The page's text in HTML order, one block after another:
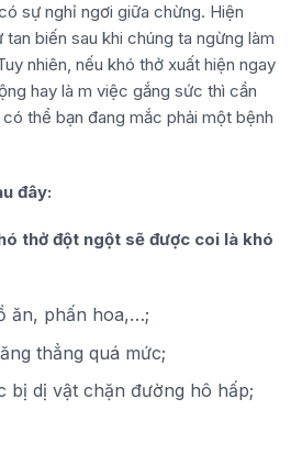
sự nghỉ ngơi giữa chừng. Hiện
biến sau khi chúng ta ngừng làm
nhiên, nếu khó thở xuất hiện ngay
hay là m việc gắng sức thì cần
thể bạn đang mắc phải một bệnh
đây:
thở đột ngột sẽ được coi là khó
ăn, phấn hoa,…;
thẳng quá mức;
bị dị vật chặn đường hô hấp;